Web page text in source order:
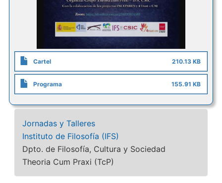
Cartel 210.13 KB
Programa 155.91 KB
Jornadas y Talleres
Instituto de Filosofía (IFS)
Dpto. de Filosofía, Cultura y Sociedad
Theoria Cum Praxi (TcP)